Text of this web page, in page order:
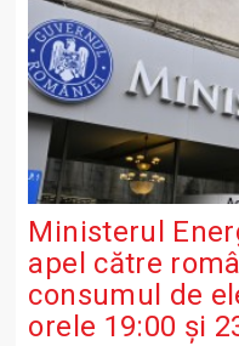
Ministerul
apel către
consumul de
orele 19:00 și